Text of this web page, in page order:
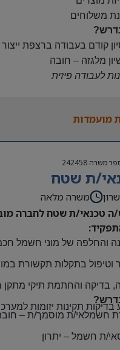
משלוחים
קודם בעבודה ברצפת
מלגזה – חובה
לעבודה פיזית
| ימים א-ה | 6:30-15:30
ובונוסים
חברה מהיום הראשון
חדרה
מועמדות
משרה242458
ת שטח
משרה מלאה
ה טכנאי/ת שטח לחברה
והחלפה של מוני חשמל
וטיפול בתקלות תקשורת
בדיקה והחתמת תיקי מתקן
בדיקות תקינות יזומות
חשמלאי/ת מוסמך/ת –
ת חשמל – יתרון